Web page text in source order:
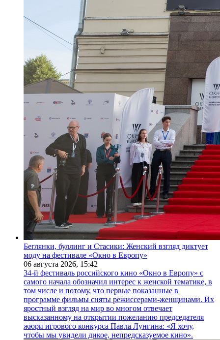
Беглянки, буллинг и Стасики: Женский взгляд диктует
моду на фестивале «Окно в Европу»
06 августа 2026, 15:42
34-й фестиваль российского кино «Окно в Европу» с
самого начала обозначил интерес к женской тематике, в
том числе и потому, что первые показанные в
программе фильмы сняты режиссерами-женщинами. Их
яростный взгляд на мир во многом отвечает
высказанному на открытии пожеланию председателя
жюри игрового конкурса Павла Лунгина: «Я хочу,
чтобы мы увидели дикое, непредсказуемое кино».